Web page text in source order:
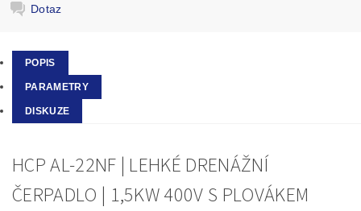
Dotaz
POPIS
PARAMETRY
DISKUZE
HCP AL-22NF | LEHKÉ DRENÁŽNÍ
ČERPADLO | 1,5KW 400V S PLOVÁKEM